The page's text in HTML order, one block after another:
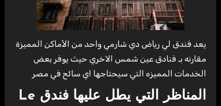
يعد فندق لي رياض دي شارمي واحد من الأماكن المميزة
مقارنه بـ فنادق عين شمس الاخري حيث يوفر بعض
الخدمات المميزه التي سيحتاجها اي سائح في مصر
المناظر التي يطل عليها فندق Le